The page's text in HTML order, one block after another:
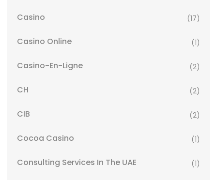
Casino (17)
Casino Online (1)
Casino-En-Ligne (2)
CH (2)
CIB (2)
Cocoa Casino (1)
Consulting Services In The UAE (1)